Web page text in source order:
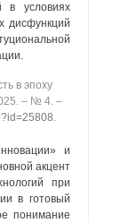
в условиях
дисфункций
в эпоху
‒ № 4. ‒
.
и
акцент
при
в готовый
понимание